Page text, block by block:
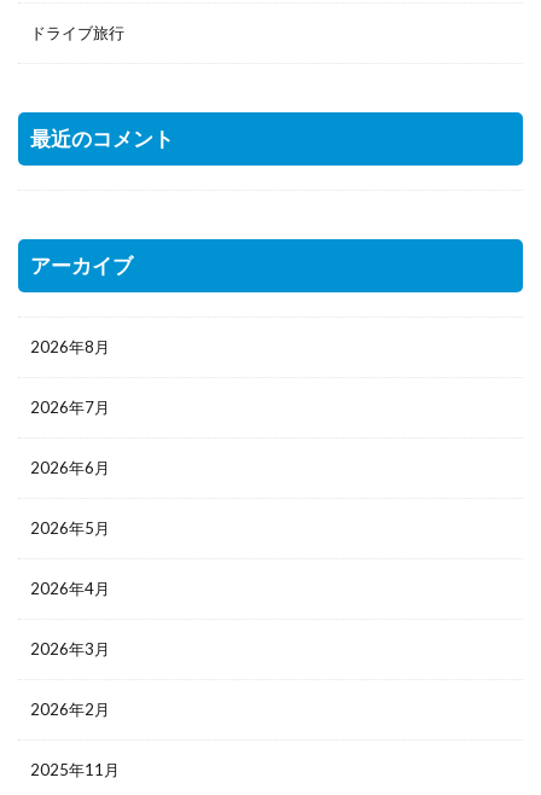
ドライブ旅行
最近のコメント
アーカイブ
2026年8月
2026年7月
2026年6月
2026年5月
2026年4月
2026年3月
2026年2月
2025年11月